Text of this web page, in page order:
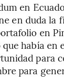
en
en duda la
en
había
para
para